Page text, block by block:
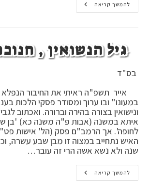
להמשך קריאה בענין
דברים
הדבר
גיל הנשואין ,
בס"ד
אייר תשפ"ה ראיתי את החיבור
במעונו" ובו ערוך ומסודר פסקי הלכות
ונישואין בצורה בהירה וברורה. ואכתוב לגבי
איתא במשנה (אבות פ"ה משנה כא) 'בן
לחופה'. אך הרמב"ם פסק (הל' אישות
האיש נתחייב במצוה זו מבן שבע עשרה,
שנה ולא נשא אשה הרי זה עובר…
להמשך קריאה גיל
הנשואין